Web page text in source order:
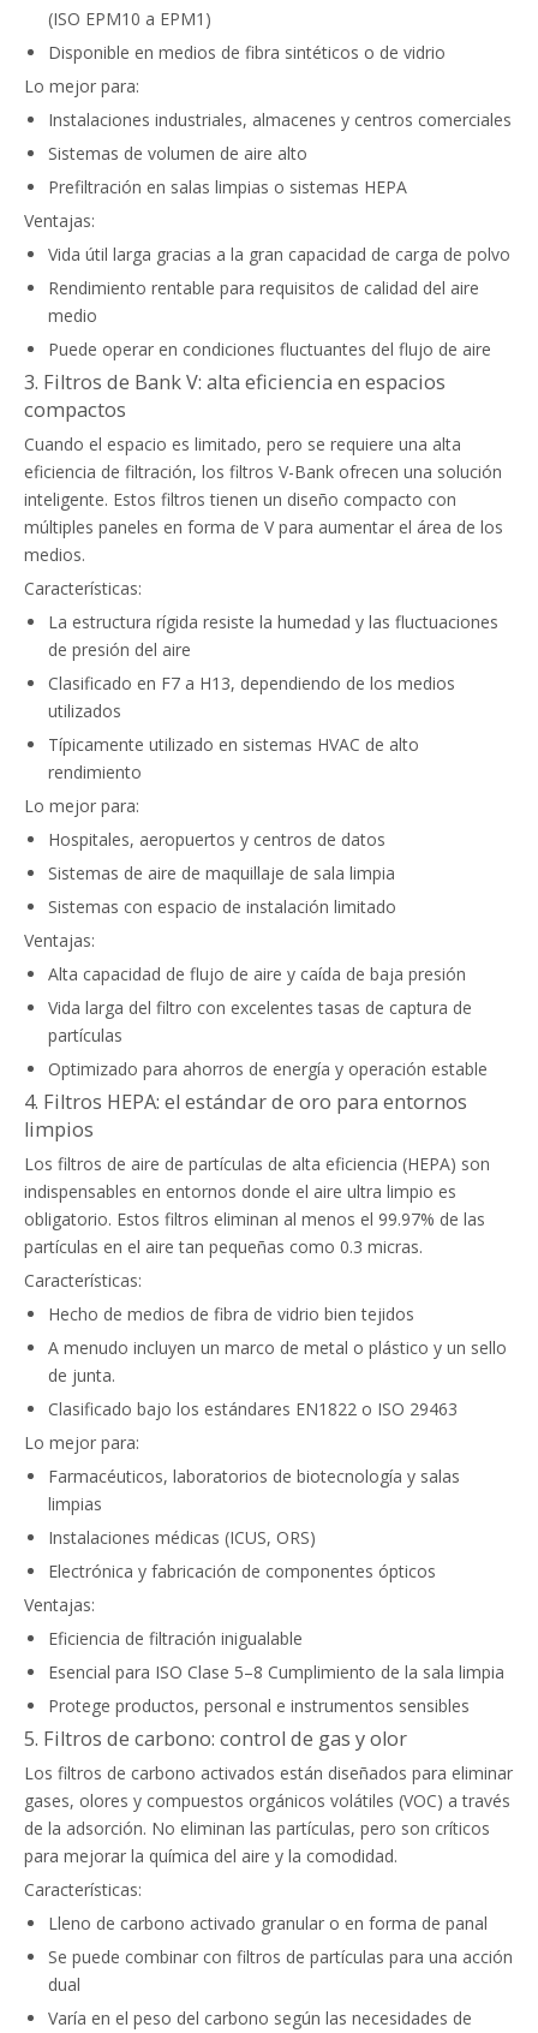
(ISO EPM10 a EPM1)
Disponible en medios de fibra sintéticos o de vidrio
Lo mejor para:
Instalaciones industriales, almacenes y centros comerciales
Sistemas de volumen de aire alto
Prefiltración en salas limpias o sistemas HEPA
Ventajas:
Vida útil larga gracias a la gran capacidad de carga de polvo
Rendimiento rentable para requisitos de calidad del aire
medio
Puede operar en condiciones fluctuantes del flujo de aire
3. Filtros de Bank V: alta eficiencia en espacios
compactos
Cuando el espacio es limitado, pero se requiere una alta
eficiencia de filtración, los filtros V-Bank ofrecen una solución
inteligente. Estos filtros tienen un diseño compacto con
múltiples paneles en forma de V para aumentar el área de los
medios.
Características:
La estructura rígida resiste la humedad y las fluctuaciones
de presión del aire
Clasificado en F7 a H13, dependiendo de los medios
utilizados
Típicamente utilizado en sistemas HVAC de alto
rendimiento
Lo mejor para:
Hospitales, aeropuertos y centros de datos
Sistemas de aire de maquillaje de sala limpia
Sistemas con espacio de instalación limitado
Ventajas:
Alta capacidad de flujo de aire y caída de baja presión
Vida larga del filtro con excelentes tasas de captura de
partículas
Optimizado para ahorros de energía y operación estable
4. Filtros HEPA: el estándar de oro para entornos
limpios
Los filtros de aire de partículas de alta eficiencia (HEPA) son
indispensables en entornos donde el aire ultra limpio es
obligatorio. Estos filtros eliminan al menos el 99.97% de las
partículas en el aire tan pequeñas como 0.3 micras.
Características:
Hecho de medios de fibra de vidrio bien tejidos
A menudo incluyen un marco de metal o plástico y un sello
de junta.
Clasificado bajo los estándares EN1822 o ISO 29463
Lo mejor para:
Farmacéuticos, laboratorios de biotecnología y salas
limpias
Instalaciones médicas (ICUS, ORS)
Electrónica y fabricación de componentes ópticos
Ventajas:
Eficiencia de filtración inigualable
Esencial para ISO Clase 5–8 Cumplimiento de la sala limpia
Protege productos, personal e instrumentos sensibles
5. Filtros de carbono: control de gas y olor
Los filtros de carbono activados están diseñados para eliminar
gases, olores y compuestos orgánicos volátiles (VOC) a través
de la adsorción. No eliminan las partículas, pero son críticos
para mejorar la química del aire y la comodidad.
Características:
Lleno de carbono activado granular o en forma de panal
Se puede combinar con filtros de partículas para una acción
dual
Varía en el peso del carbono según las necesidades de